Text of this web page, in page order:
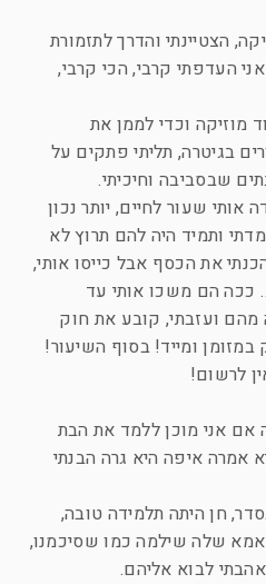
הצטיינתי והדרך לתזמורת
העדפתי קרבי, הכי קרבי,
מוזיקה וכדי לממן את
בגיטרה, תליתי פתקים על
שבסביבה וחיכיתי.
שעור לחיים, יותר נכון
ותמיד היה להם תרוץ לא
את הכסף אבל כייסו אותי,
ככה הם משכו אותי עד
ועזבתי, קובע את חוק
של רמי, רק במזומן ומייד! בסוף השיעור!
לרשום!
אני מוכן ללמד את הבת
אמרה איפה היא גרה הבנתי
חן היתה תלמידה טובה,
שלה שילמה כמו שסיכמנו,
לבוא אליהם.